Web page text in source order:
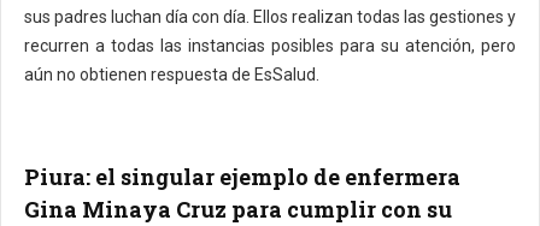
sus padres luchan día con día. Ellos realizan todas las gestiones y
recurren a todas las instancias posibles para su atención, pero
aún no obtienen respuesta de EsSalud.
Piura: el singular ejemplo de enfermera
Gina Minaya Cruz para cumplir con su